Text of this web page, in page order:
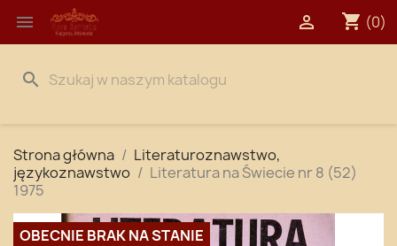
 shopping_cart (0)

search
Strona główna
Literaturoznawstwo,
językoznawstwo
Literatura na Świecie nr 8 (52)
1975
OBECNIE BRAK NA STANIE